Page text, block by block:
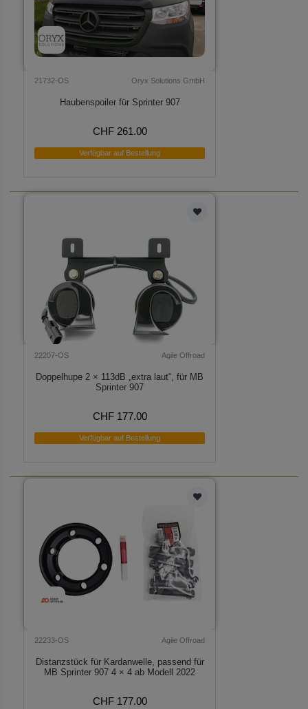
21732-OS Oryx Solutions GmbH
Haubenspoiler für Sprinter 907
CHF 261.00
Verfügbar auf Bestellung
22207-OS Agile Offroad
Doppelhupe 2 × 113dB „extra laut“, für MB
Sprinter 907
CHF 177.00
Verfügbar auf Bestellung
22233-OS Agile Offroad
Distanzstück für Kardanwelle, passend für
MB Sprinter 907 4 × 4 ab Modell 2022
CHF 177.00